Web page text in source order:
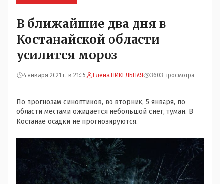
В ближайшие два дня в
Костанайской области
усилится мороз
4 января 2021 г. в 21:35 Елена ПИКЕЛЬНАЯ 3603 просмотра
По прогнозам синоптиков, во вторник, 5 января, по
области местами ожидается небольшой снег, туман. В
Костанае осадки не прогнозируются.